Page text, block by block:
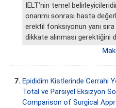
IELT’nin temel
onarımı sonrası hasta
erektil fonksiyonun yanı
dikkate alınması gerektiğini
7. Epididim Kistlerinde Cerrahi
Total ve Parsiyel Eksizyon
Comparison of Surgical